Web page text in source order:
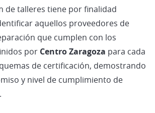
de talleres tiene por finalidad
aquellos proveedores de
que cumplen con los
por Centro Zaragoza para cada
de certificación, demostrando
y nivel de cumplimiento de